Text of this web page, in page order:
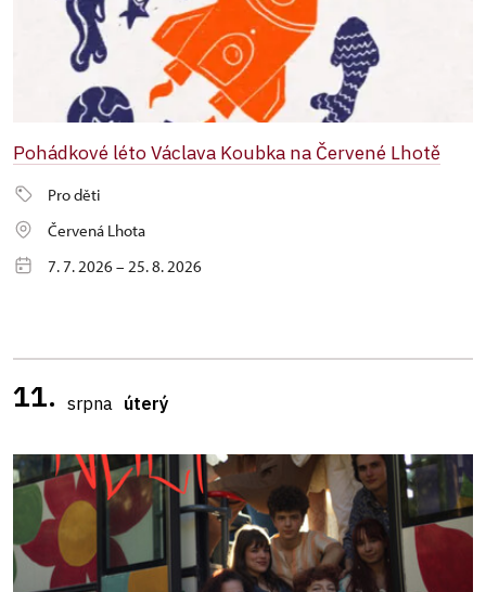
Pohádkové léto Václava Koubka na Červené Lhotě
Pro děti
Červená Lhota
7. 7. 2026 – 25. 8. 2026
11. srpna úterý